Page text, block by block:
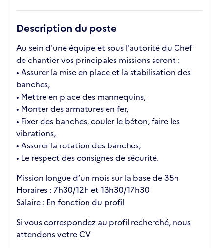
Description du poste
Au sein d'une équipe et sous l'autorité du Chef
de chantier vos principales missions seront :
• Assurer la mise en place et la stabilisation des
banches,
• Mettre en place des mannequins,
• Monter des armatures en fer,
• Fixer des banches, couler le béton, faire les
vibrations,
• Assurer la rotation des banches,
• Le respect des consignes de sécurité.
Mission longue d’un mois sur la base de 35h
Horaires : 7h30/12h et 13h30/17h30
Salaire : En fonction du profil
Si vous correspondez au profil recherché, nous
attendons votre CV